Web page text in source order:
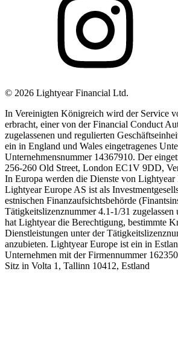
© 2026 Lightyear Financial Ltd.
In Vereinigten Königreich wird der Service
erbracht, einer von der Financial Conduct
zugelassenen und regulierten
ein in England und Wales eingetragenes
Unternehmensnummer 14367910. Der
256-260 Old Street, London EC1V 9DD,
In Europa werden die Dienste von Lightyear
Lightyear Europe AS ist als
estnischen Finanzaufsichtsbehörde
Tätigkeitslizenznummer 4.1-1/31
hat Lightyear die Berechtigung, bestimmte
Dienstleistungen unter der
anzubieten. Lightyear Europe ist ein in
Unternehmen mit der Firmennummer
Sitz in Volta 1, Tallinn 10412, Estland